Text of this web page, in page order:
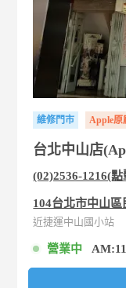
維修門市 Apple原
台北中山店
(02)2536-1216(
104台北市中山
近捷運中山國小站
營業中